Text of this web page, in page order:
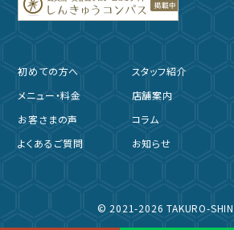
初めての方へ
メニュー・料金
お客さまの声
よくあるご質問
スタッフ紹介
店舗案内
コラム
お知らせ
© 2021-2026 TAKURO-